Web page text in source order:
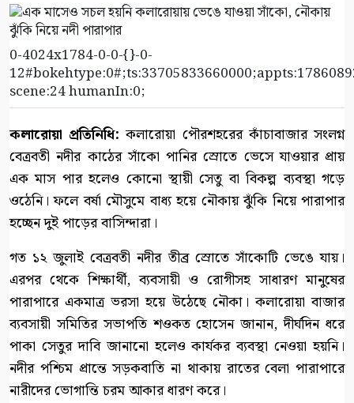
0-4024x1784-0-0-{}-0-
scene:24 humanIn:0;
কলারোয়া প্রতিনিধি: কলারোয়া পৌরশহরের কাঁচাবাজার সংলগ্ন
বেত্রবতী নদীর কাঠের সাঁকো পানির স্রোতে ভেসে যাওয়ার প্রায়
এক মাস পার হলেও কোনো স্থায়ী সেতু বা বিকল্প ব্যবস্থা গড়ে
ওঠেনি। ফলে বর্ষা মৌসুমে বাধ্য হয়ে নৌকায় ঝুঁকি নিয়ে পারাপার
হচ্ছেন দুই পাড়ের বাসিন্দারা।
গত ১২ জুলাই বেত্রবতী নদীর তীব্র স্রোতে সাঁকোটি ভেঙে যায়।
এরপর থেকে শিক্ষার্থী, ব্যবসায়ী ও রোগীসহ সাধারণ মানুষের
পারাপারে একমাত্র ভরসা হয়ে উঠেছে নৌকা। কলারোয়া বাজার
ব্যবসায়ী সমিতির সভাপতি শওকত হোসেন জানান, দীর্ঘদিন ধরে
পাকা সেতুর দাবি জানানো হলেও কার্যকর ব্যবস্থা নেওয়া হয়নি।
নদীর পশ্চিম প্রান্তে সড়কবাতি না থাকায় রাতের বেলা পারাপারে
নারীদের ভোগান্তি চরম আকার ধারণ করে।